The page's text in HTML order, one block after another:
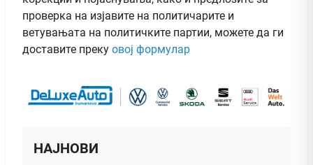
проверка на изјавите на политичарите и
ветувањата на политичките партии, можете да ги
доставите преку овој формулар
НАЈНОВИ